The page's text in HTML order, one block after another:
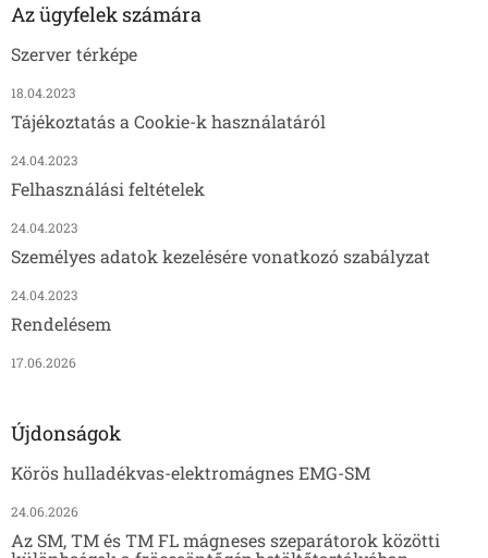
Az ügyfelek számára
Szerver térképe
18.04.2023
Tájékoztatás a Cookie-k használatáról
24.04.2023
Felhasználási feltételek
24.04.2023
Személyes adatok kezelésére vonatkozó szabályzat
24.04.2023
Rendelésem
17.06.2026
Újdonságok
Körös hulladékvas-elektromágnes EMG-SM
24.06.2026
Az SM, TM és TM FL mágneses szeparátorok közötti